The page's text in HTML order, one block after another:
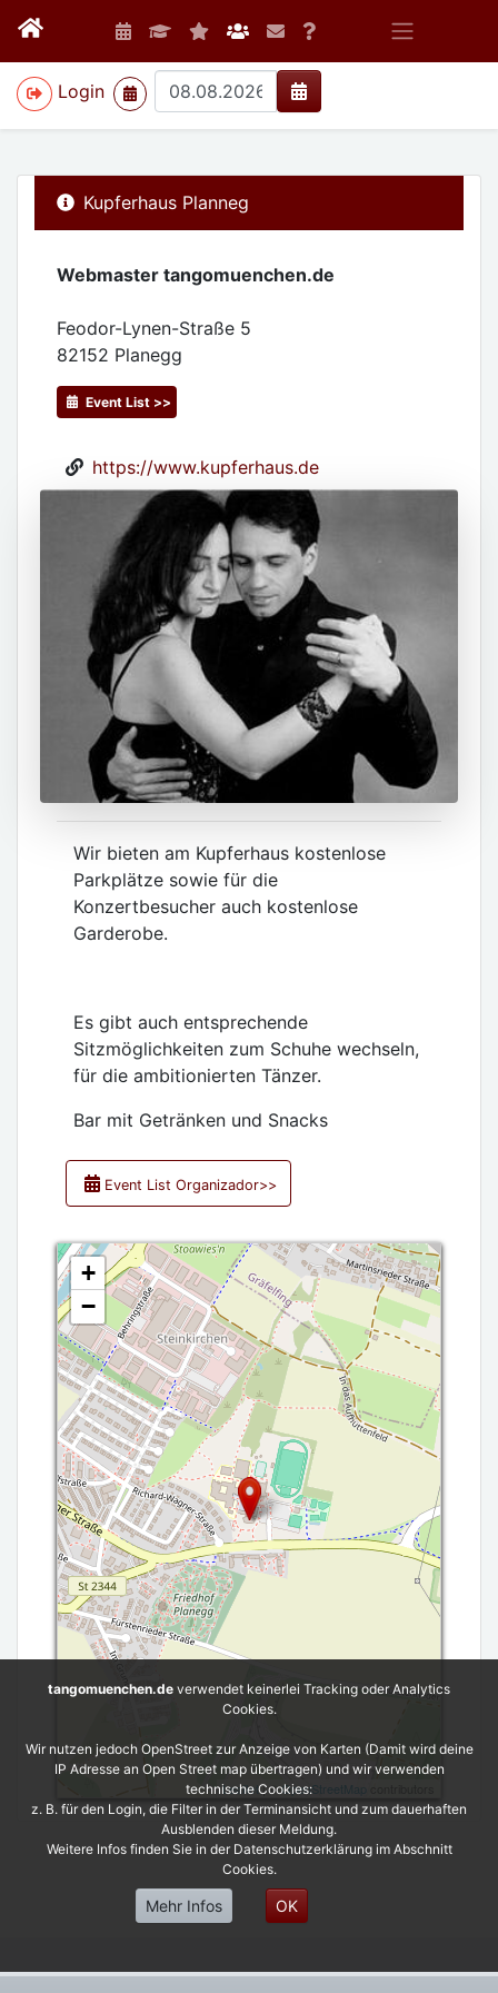
Login
>
Kupferhaus Planneg
Webmaster tangomuenchen.de
Feodor-Lynen-Straße 5
82152 Planegg
Event List >>
https://www.kupferhaus.de
Wir bieten am Kupferhaus kostenlose
Parkplätze sowie für die
Konzertbesucher auch kostenlose
Garderobe.
Es gibt auch entsprechende
Sitzmöglichkeiten zum Schuhe wechseln,
für die ambitionierten Tänzer.
Bar mit Getränken und Snacks
Event List Organizador>>
+
−
Leaflet| ©OpenStreetMap
tangomuenchen.de verwendet keinerlei Tracking oder Analytics
Cookies.
Wir nutzen jedoch OpenStreet zur Anzeige von Karten (Damit wird deine
IP Adresse an Open Street map übertragen) und wir verwenden
technische Cookies:
z. B. für den Login, die Filter in der Terminansicht und zum dauerhaften
Ausblenden dieser Meldung.
Weitere Infos finden Sie in der Datenschutzerklärung im Abschnitt
Cookies.
Mehr Infos OK